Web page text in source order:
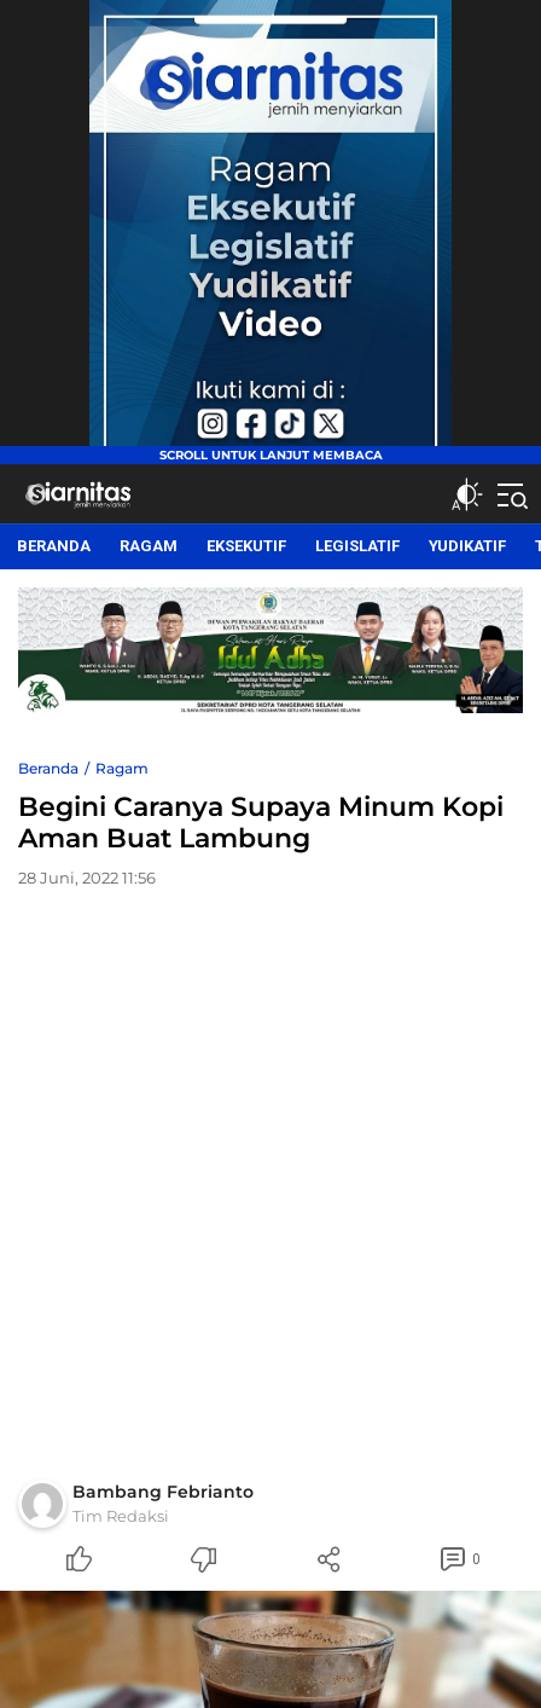
siarnitas
Jernih Menyiarkan
BERANDA RAGAM EKSEKUTIF LEGISLATIF YUDIKATIF
Beranda Ragam
Begini Caranya Supaya Minum Kopi
Aman Buat Lambung
28 Juni, 2022 11:56
Bambang Febrianto
Tim Redaksi
0